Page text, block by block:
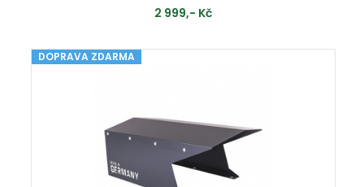
2 999,- Kč
DOPRAVA ZDARMA